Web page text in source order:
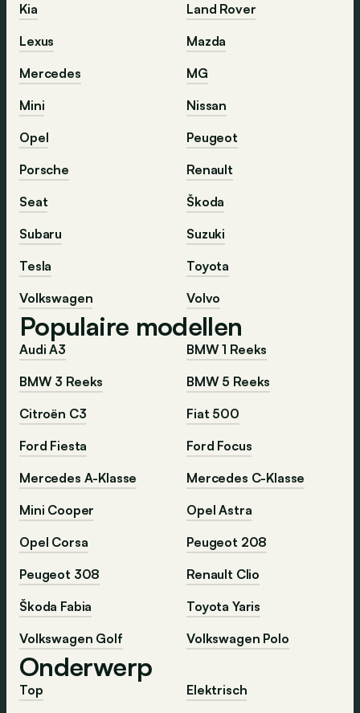
Kia
Land Rover
Lexus
Mazda
Mercedes
MG
Mini
Nissan
Opel
Peugeot
Porsche
Renault
Seat
Škoda
Subaru
Suzuki
Tesla
Toyota
Volkswagen
Volvo
Populaire modellen
Audi A3
BMW 1 Reeks
BMW 3 Reeks
BMW 5 Reeks
Citroën C3
Fiat 500
Ford Fiesta
Ford Focus
Mercedes A-Klasse
Mercedes C-Klasse
Mini Cooper
Opel Astra
Opel Corsa
Peugeot 208
Peugeot 308
Renault Clio
Škoda Fabia
Toyota Yaris
Volkswagen Golf
Volkswagen Polo
Onderwerp
Top
Elektrisch